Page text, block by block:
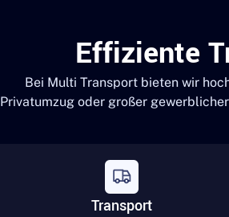
Effiziente
Bei Multi Transport bieten wir
Privatumzug oder großer
Transport